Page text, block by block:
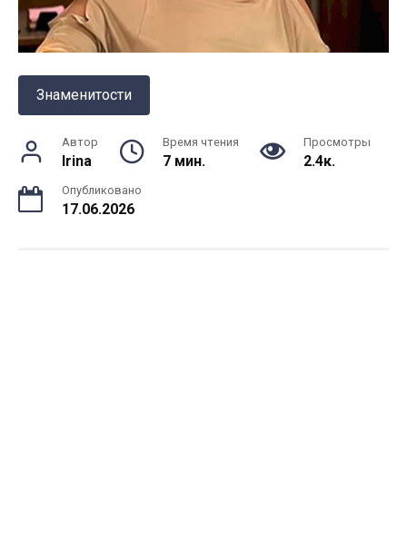
Знаменитости
Автор
Irina
Время чтения
7 мин.
Просмотры
2.4к.
Опубликовано
17.06.2026